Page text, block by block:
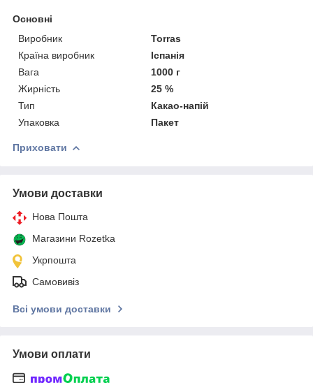
Основні
Виробник
Torras
Країна виробник
Іспанія
Вага
1000 г
Жирність
25 %
Тип
Какао-напій
Упаковка
Пакет
Приховати
Умови доставки
Нова Пошта
Магазини Rozetka
Укрпошта
Самовивіз
Всі умови доставки
Умови оплати